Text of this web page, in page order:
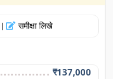
| समीक्षा लिखे
₹137,000